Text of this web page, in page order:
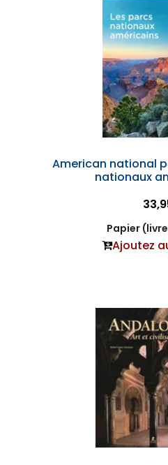
American national
nationaux
Papier
Ajoutez